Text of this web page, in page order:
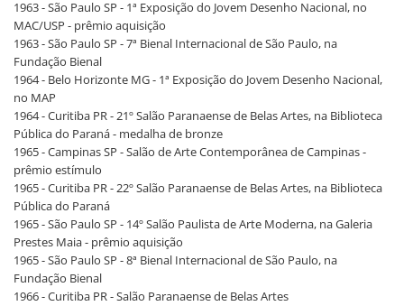
1963 - São Paulo SP - 1ª Exposição do Jovem Desenho Nacional, no
MAC/USP - prêmio aquisição
1963 - São Paulo SP - 7ª Bienal Internacional de São Paulo, na
Fundação Bienal
1964 - Belo Horizonte MG - 1ª Exposição do Jovem Desenho Nacional,
no MAP
1964 - Curitiba PR - 21º Salão Paranaense de Belas Artes, na Biblioteca
Pública do Paraná - medalha de bronze
1965 - Campinas SP - Salão de Arte Contemporânea de Campinas -
prêmio estímulo
1965 - Curitiba PR - 22º Salão Paranaense de Belas Artes, na Biblioteca
Pública do Paraná
1965 - São Paulo SP - 14º Salão Paulista de Arte Moderna, na Galeria
Prestes Maia - prêmio aquisição
1965 - São Paulo SP - 8ª Bienal Internacional de São Paulo, na
Fundação Bienal
1966 - Curitiba PR - Salão Paranaense de Belas Artes